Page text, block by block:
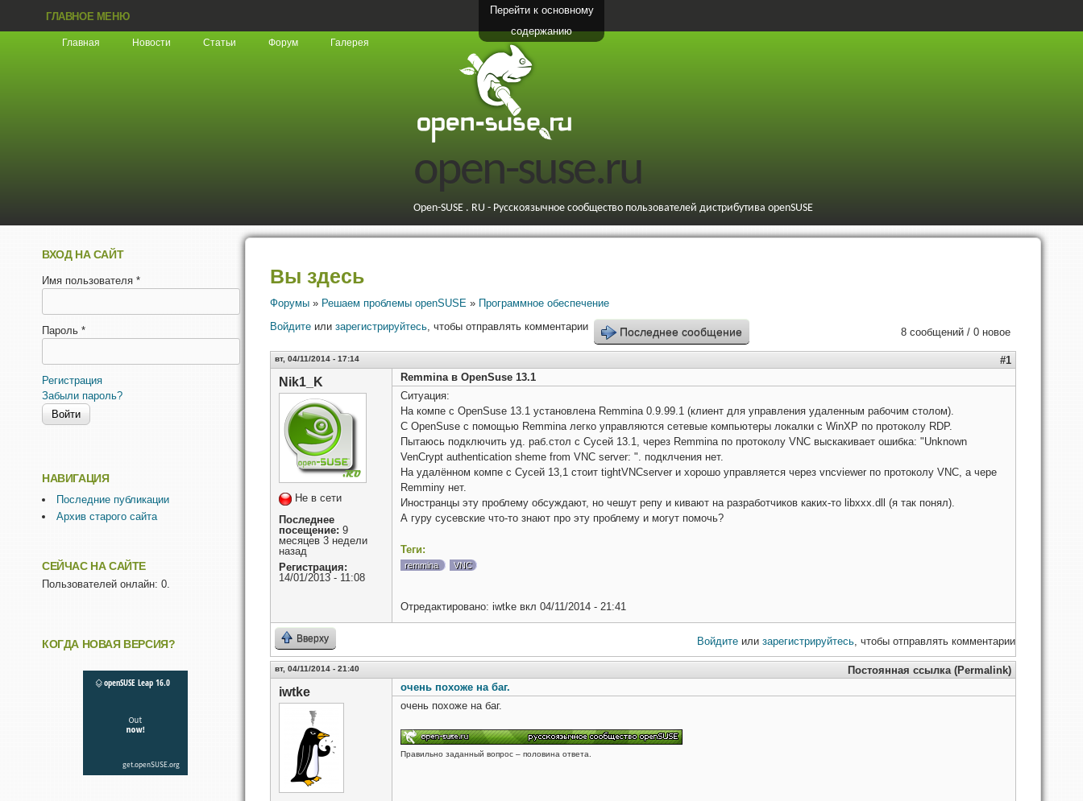
Перейти к основному
содержанию
ГЛАВНОЕ МЕНЮ
Главная Новости Статьи Форум Галерея
open-suse.ru
Open-SUSE . RU - Русскоязычное сообщество пользователей дистрибутива openSUSE
Вы здесь
Форумы » Решаем проблемы openSUSE » Программное обеспечение
8 сообщений / 0 новое
Войдите или зарегистрируйтесь, чтобы отправлять комментарии Последнее сообщение
вт, 04/11/2014 - 17:14 #1
Nik1_K
Не в сети
Последнее
посещение: 9
месяцев 3 недели
назад
Регистрация:
14/01/2013 - 11:08
Remmina в OpenSuse 13.1
Ситуация:
На компе с OpenSuse 13.1 установлена Remmina 0.9.99.1 (клиент для управления удаленным рабочим столом).
С OpenSuse с помощью Remmina легко управляются сетевые компьютеры локалки с WinXP по протоколу RDP.
Пытаюсь подключить уд. раб.стол с Сусей 13.1, через Remmina по протоколу VNC выскакивает ошибка: "Unknown
VenCrypt authentication sheme from VNC server: ". подклчения нет.
На удалённом компе с Сусей 13,1 стоит tightVNCserver и хорошо управляется через vncviewer по протоколу VNC, а чере
Remminу нет.
Иностранцы эту проблему обсуждают, но чешут репу и кивают на разработчиков каких-то libxxx.dll (я так понял).
А гуру сусевские что-то знают про эту проблему и могут помочь?
Теги:
remmina VNC
Отредактировано: iwtke вкл 04/11/2014 - 21:41
Вверху Войдите или зарегистрируйтесь, чтобы отправлять комментарии
вт, 04/11/2014 - 21:40 Постоянная ссылка (Permalink)
iwtke
очень похоже на баг.
очень похоже на баг.
Правильно заданный вопрос – половина ответа.
ВХОД НА САЙТ
Имя пользователя *
Пароль *
Регистрация
Забыли пароль?
НАВИГАЦИЯ
Последние публикации
Архив старого сайта
СЕЙЧАС НА САЙТЕ
Пользователей онлайн: 0.
КОГДА НОВАЯ ВЕРСИЯ?